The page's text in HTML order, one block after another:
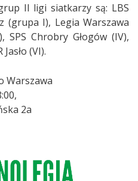
II ligi siatkarzy są: LBS
(grupa I), Legia Warszawa
SPS Chrobry Głogów (IV),
(VI).
Warszawa
2a